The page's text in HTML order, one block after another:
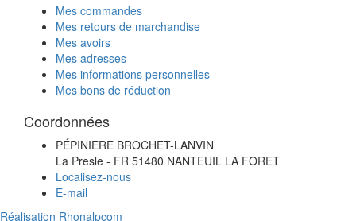
Mes commandes
Mes retours de marchandise
Mes avoirs
Mes adresses
Mes informations personnelles
Mes bons de réduction
Coordonnées
PÉPINIERE BROCHET-LANVIN
La Presle - FR 51480 NANTEUIL LA FORET
Localisez-nous
E-mail
Réalisation Rhonalpcom